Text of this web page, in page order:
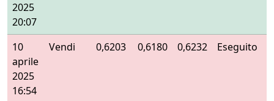
2025
20:07
10
aprile
2025
16:54
Vendi 0,6203 0,6180 0,6232 Eseguito